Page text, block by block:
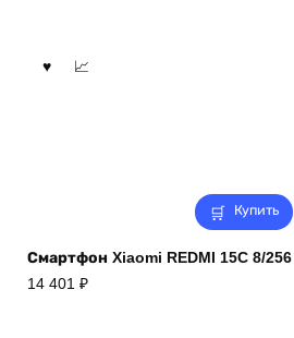
Купить
Смартфон Xiaomi REDMI 15C 8/
14 401 ₽